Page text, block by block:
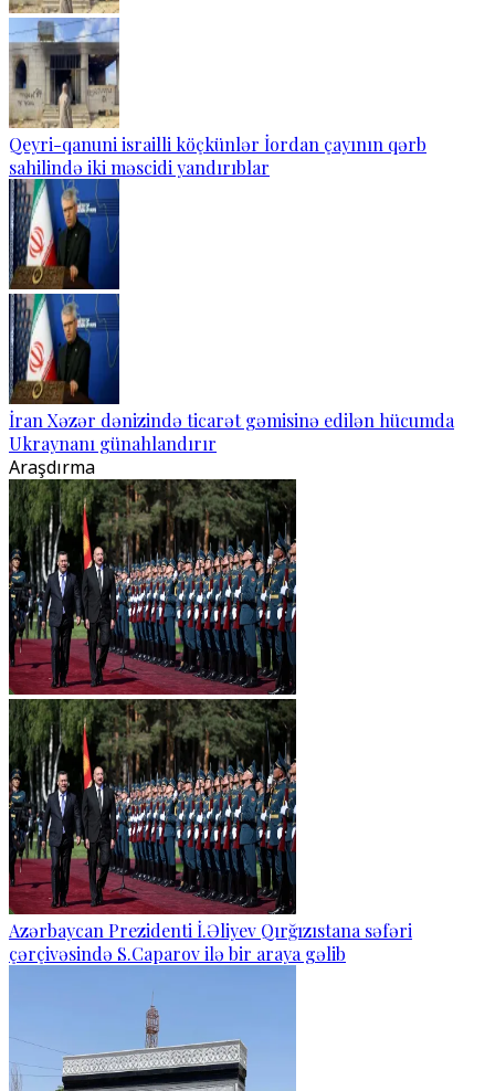
Qeyri-qanuni israilli köçkünlər İordan çayının qərb
sahilində iki məscidi yandırıblar
İran Xəzər dənizində ticarət gəmisinə edilən hücumda
Ukraynanı günahlandırır
Araşdırma
Azərbaycan Prezidenti İ.Əliyev Qırğızıstana səfəri
çərçivəsində S.Caparov ilə bir araya gəlib